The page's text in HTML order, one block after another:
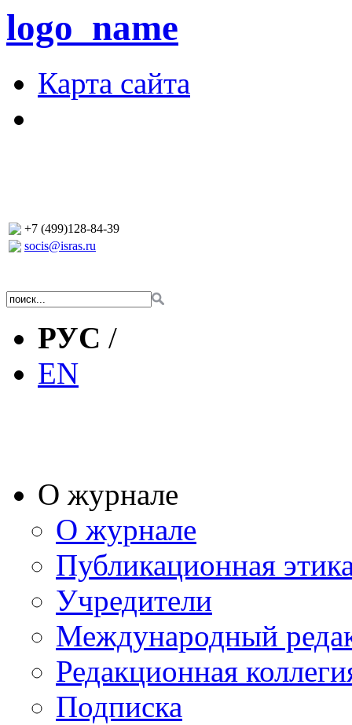
logo_name
Карта сайта
+7 (499)128-84-39
socis@isras.ru
РУС /
EN
О журнале
О журнале
Публикационная
Учредители
Международный
Редакционная
Подписка